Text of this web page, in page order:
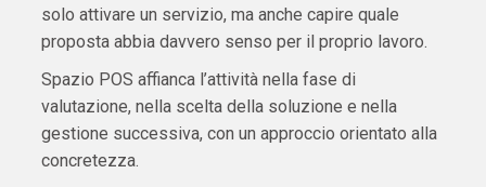
solo attivare un servizio, ma anche capire quale
proposta abbia davvero senso per il proprio lavoro.
Spazio POS affianca l’attività nella fase di
valutazione, nella scelta della soluzione e nella
gestione successiva, con un approccio orientato alla
concretezza.